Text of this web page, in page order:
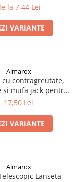
la 7,44 Lei
VARIANTE
Almarox
cu contragreutate,
si mufa jack pentru
la senzori/avertizor
17,50 Lei
VARIANTE
Almarox
Lanseta,